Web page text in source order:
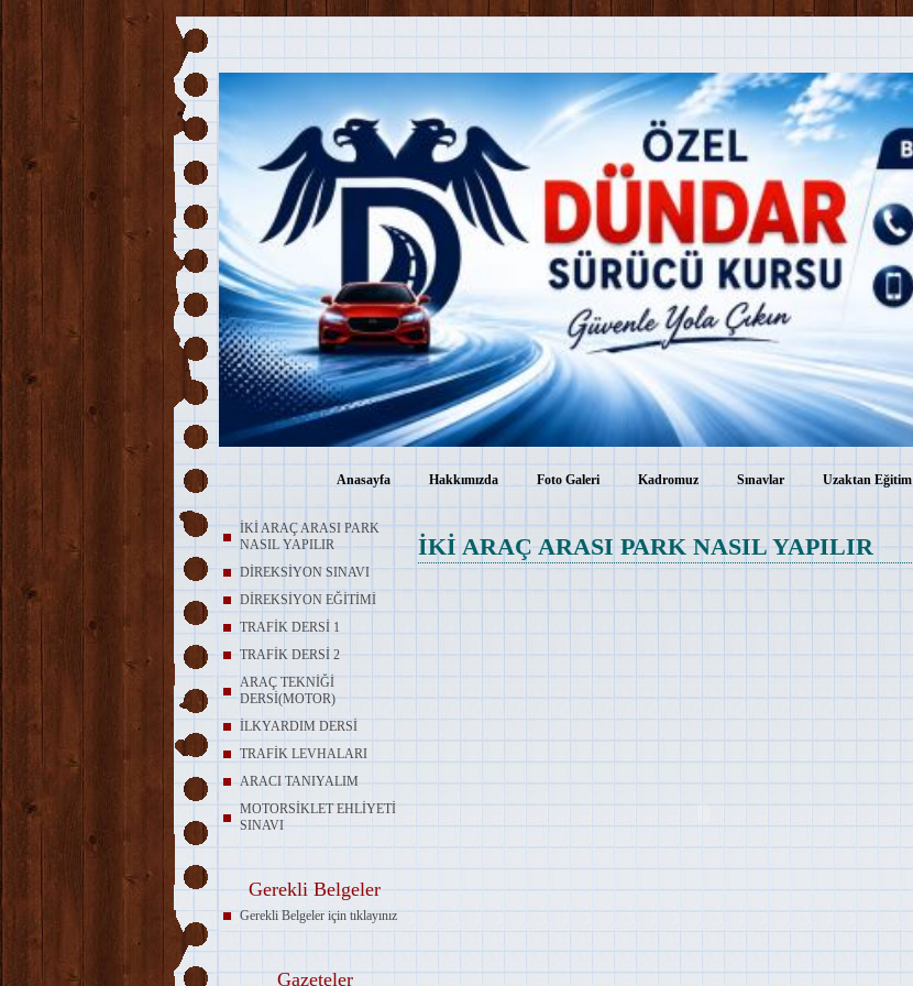
Anasayfa Hakkımızda Foto Galeri Kadromuz Sınavlar Uzaktan Eğitim
İKİ ARAÇ ARASI PARK
NASIL YAPILIR
DİREKSİYON SINAVI
DİREKSİYON EĞİTİMİ
TRAFİK DERSİ 1
TRAFİK DERSİ 2
ARAÇ TEKNİĞİ
DERSİ(MOTOR)
İLKYARDIM DERSİ
TRAFİK LEVHALARI
ARACI TANIYALIM
MOTORSİKLET EHLİYETİ
SINAVI
Gerekli Belgeler
Gerekli Belgeler için tıklayınız
Gazeteler
İKİ ARAÇ ARASI PARK NASIL YAPILIR